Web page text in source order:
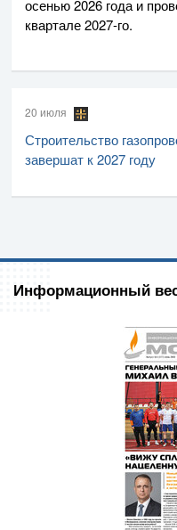
осенью 2026 года и
квартале2027-го.
20 июля
Строительство
завершат к 2027 году
Информационный